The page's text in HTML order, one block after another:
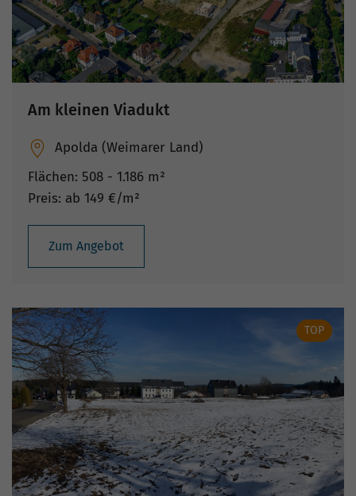
Am kleinen Viadukt
Apolda (Weimarer Land)
Flächen: 508 - 1.186 m²
Preis: ab 149 €/m²
Zum Angebot
TOP